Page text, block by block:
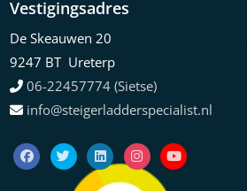
Vestigingsadres
De Skeauwen 20
9247 BT Ureterp
06-22457774 (Sietse)
info@steigerladderspecialist.nl